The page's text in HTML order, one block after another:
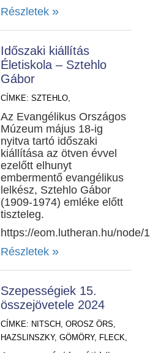
Részletek »
Időszaki kiállítás
Életiskola – Sztehlo
Gábor
CÍMKE:SZTEHLO,
Az Evangélikus Országos
Múzeum május 18-ig
nyitva tartó időszaki
kiállítása az ötven évvel
ezelőtt elhunyt
embermentő evangélikus
lelkész, Sztehlo Gábor
(1909-1974) emléke előtt
tiszteleg.
https://eom.lutheran.hu/node/
Részletek »
Szepességiek 15.
összejövetele 2024
CÍMKE: NITSCH,OROSZ ÖRS,
HAZSLINSZKY,GÖMÖRY, FLECK,